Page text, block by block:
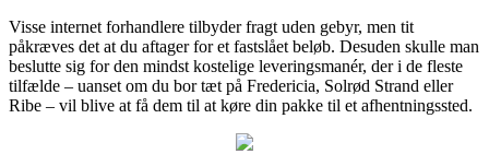
Visse internet forhandlere tilbyder fragt uden gebyr, men tit
påkræves det at du aftager for et fastslået beløb. Desuden skulle man
beslutte sig for den mindst kostelige leveringsmanér, der i de fleste
tilfælde – uanset om du bor tæt på Fredericia, Solrød Strand eller
Ribe – vil blive at få dem til at køre din pakke til et afhentningssted.